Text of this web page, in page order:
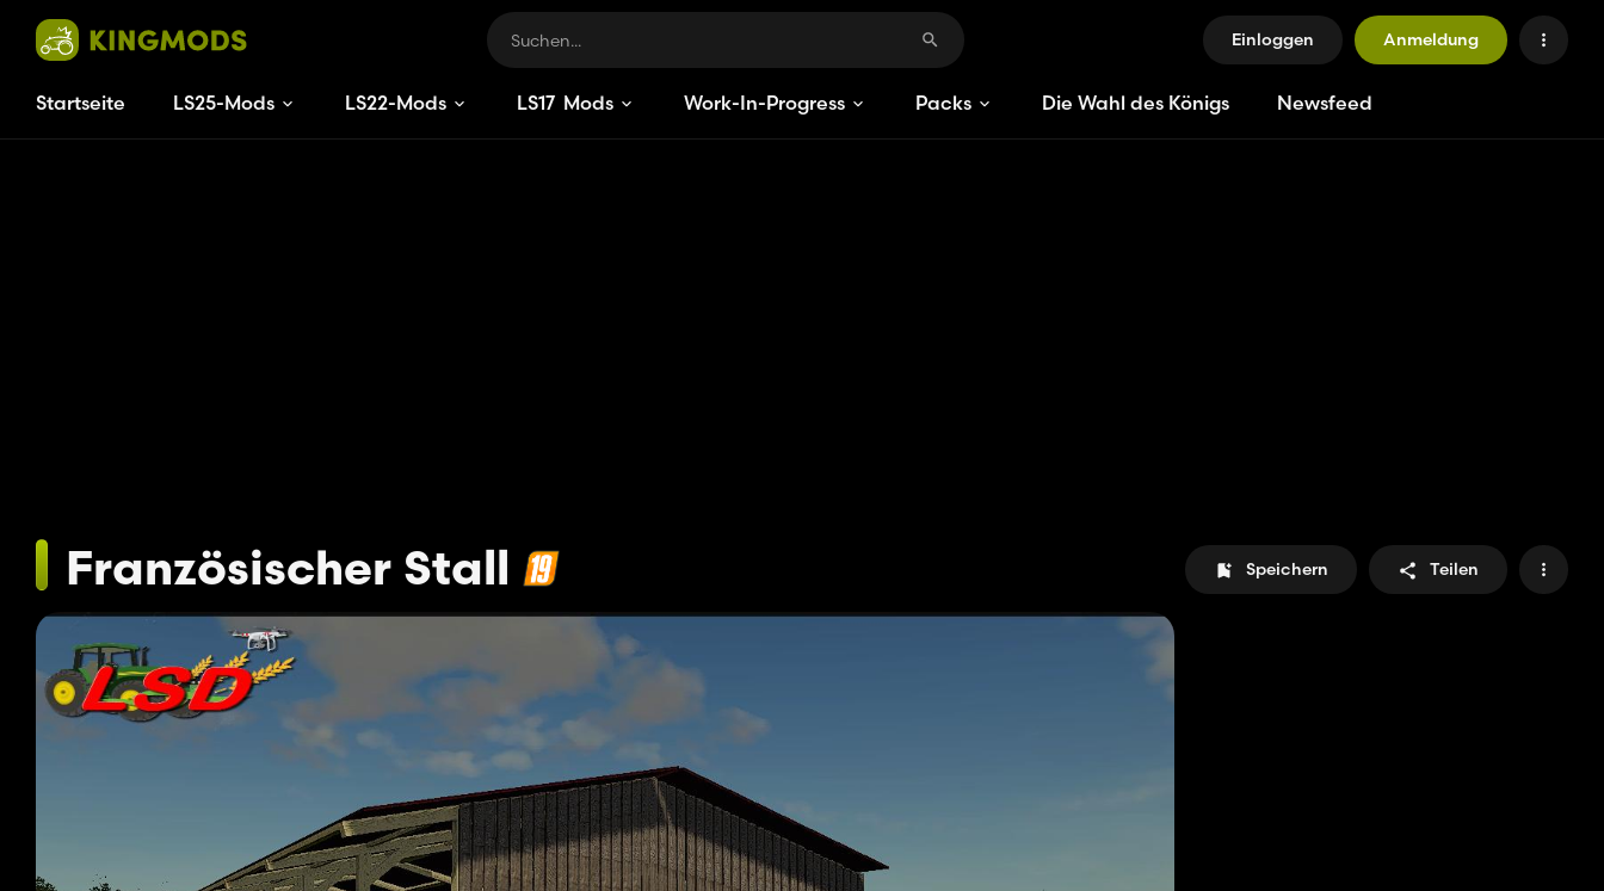
Einloggen Anmeldung
Startseite LS25-Mods LS22-Mods LS17 Mods Work-In-Progress Packs Die Wahl des Königs Newsfeed
Französischer Stall Speichern Teilen